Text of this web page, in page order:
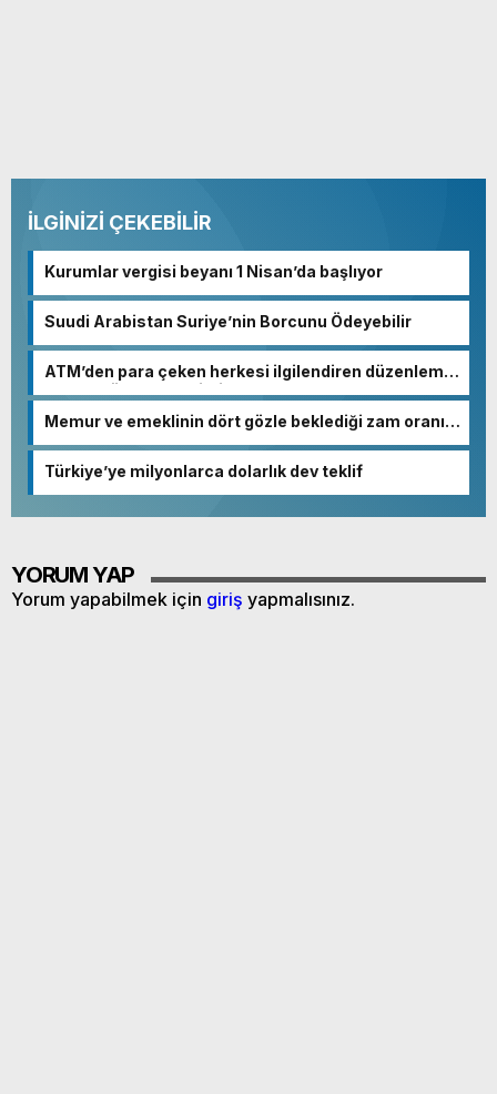
İLGİNİZİ ÇEKEBİLİR
Kurumlar vergisi beyanı 1 Nisan’da başlıyor
Suudi Arabistan Suriye’nin Borcunu Ödeyebilir
ATM’den para çeken herkesi ilgilendiren düzenleme!
Sayılar tümden değişti
Memur ve emeklinin dört gözle beklediği zam oranı
Türkiye’ye milyonlarca dolarlık dev teklif
YORUM YAP
Yorum yapabilmek için giriş yapmalısınız.